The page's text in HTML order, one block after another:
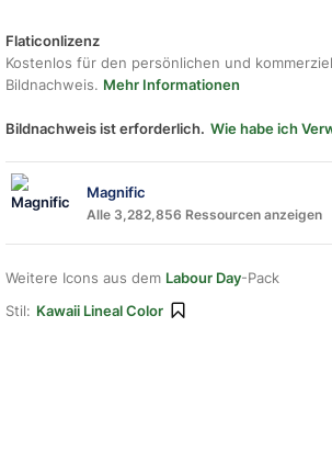
Flaticonlizenz
Kostenlos für den persönlichen und
Bildnachweis. Mehr Informationen
Bildnachweis ist erforderlich. Wie habe ich
Magnific
Alle 3,282,856 Ressourcen anzeigen
Weitere Icons aus dem Labour Day-Pack
Stil: Kawaii Lineal Color